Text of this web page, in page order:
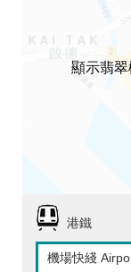
顯示翡
港鐵
機場快綫